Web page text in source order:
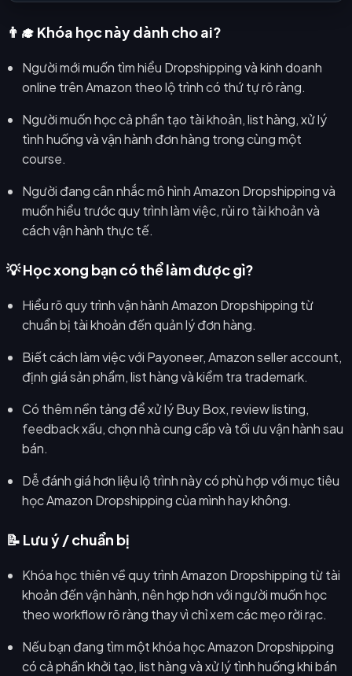
👨‍🎓 Khóa học này dành cho ai?
Người mới muốn tìm hiểu Dropshipping và kinh doanh
online trên Amazon theo lộ trình có thứ tự rõ ràng.
Người muốn học cả phần tạo tài khoản, list hàng, xử lý
tình huống và vận hành đơn hàng trong cùng một
course.
Người đang cân nhắc mô hình Amazon Dropshipping và
muốn hiểu trước quy trình làm việc, rủi ro tài khoản và
cách vận hành thực tế.
💡 Học xong bạn có thể làm được gì?
Hiểu rõ quy trình vận hành Amazon Dropshipping từ
chuẩn bị tài khoản đến quản lý đơn hàng.
Biết cách làm việc với Payoneer, Amazon seller account,
định giá sản phẩm, list hàng và kiểm tra trademark.
Có thêm nền tảng để xử lý Buy Box, review listing,
feedback xấu, chọn nhà cung cấp và tối ưu vận hành sau
bán.
Dễ đánh giá hơn liệu lộ trình này có phù hợp với mục tiêu
học Amazon Dropshipping của mình hay không.
📝 Lưu ý / chuẩn bị
Khóa học thiên về quy trình Amazon Dropshipping từ tài
khoản đến vận hành, nên hợp hơn với người muốn học
theo workflow rõ ràng thay vì chỉ xem các mẹo rời rạc.
Nếu bạn đang tìm một khóa học Amazon Dropshipping
có cả phần khởi tạo, list hàng và xử lý tình huống khi bán